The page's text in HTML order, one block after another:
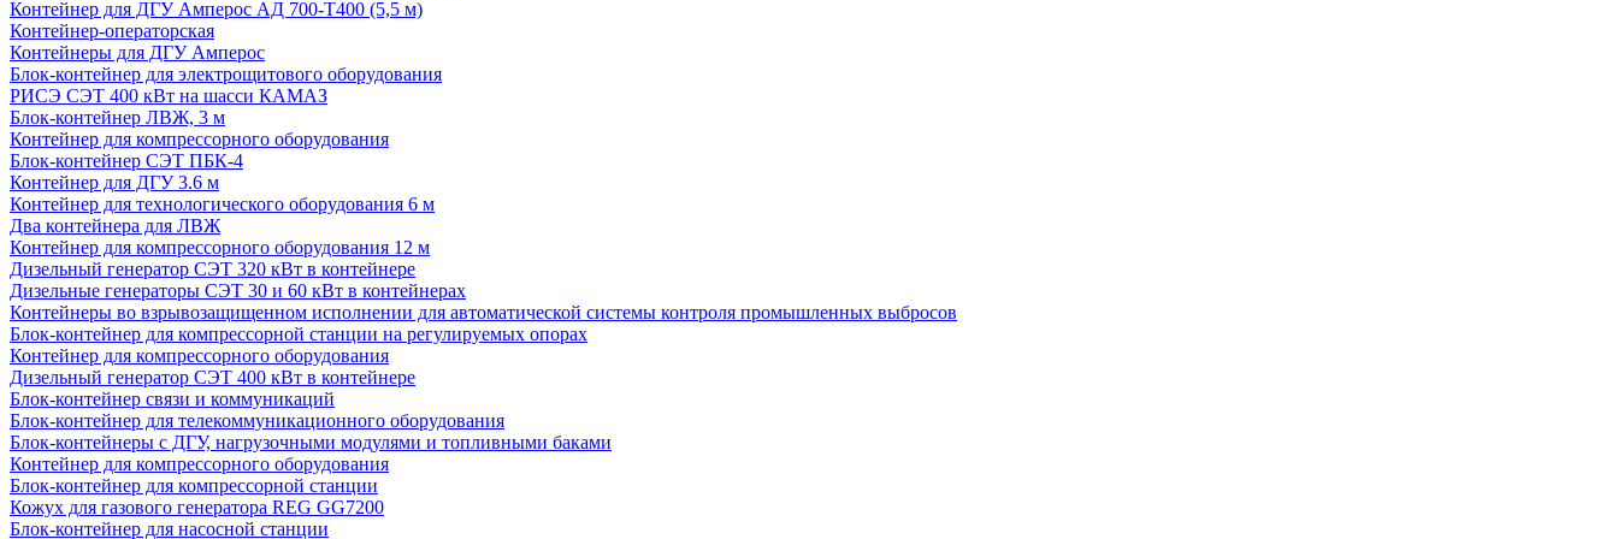
Контейнер для ДГУ Амперос АД 700-Т400 (5,5 м)
Контейнер-операторская
Контейнеры для ДГУ Амперос
Блок-контейнер для электрощитового оборудования
РИСЭ СЭТ 400 кВт на шасси КАМАЗ
Блок-контейнер ЛВЖ, 3 м
Контейнер для компрессорного оборудования
Блок-контейнер СЭТ ПБК-4
Контейнер для ДГУ 3.6 м
Контейнер для технологического оборудования 6 м
Два контейнера для ЛВЖ
Контейнер для компрессорного оборудования 12 м
Дизельный генератор СЭТ 320 кВт в контейнере
Дизельные генераторы СЭТ 30 и 60 кВт в контейнерах
Контейнеры во взрывозащищенном исполнении для автоматической системы контроля промышленных выбросов
Блок-контейнер для компрессорной станции на регулируемых опорах
Контейнер для компрессорного оборудования
Дизельный генератор СЭТ 400 кВт в контейнере
Блок-контейнер связи и коммуникаций
Блок-контейнер для телекоммуникационного оборудования
Блок-контейнеры с ДГУ, нагрузочными модулями и топливными баками
Контейнер для компрессорного оборудования
Блок-контейнер для компрессорной станции
Кожух для газового генератора REG GG7200
Блок-контейнер для насосной станции